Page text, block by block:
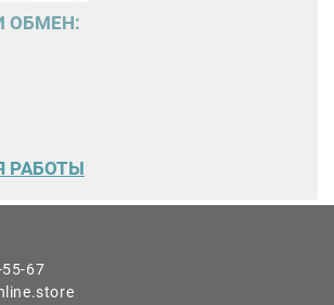
ОБМЕН:
РАБОТЫ
67